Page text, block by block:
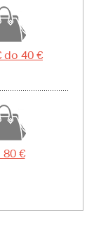
do 40 €
80 €